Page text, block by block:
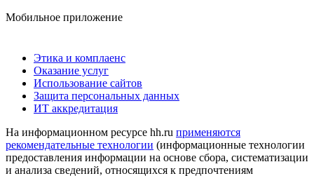
Мобильное приложение
Этика и комплаенс
Оказание услуг
Использование сайтов
Защита персональных данных
ИТ аккредитация
На информационном ресурсе hh.ru применяются
рекомендательные технологии (информационные технологии
предоставления информации на основе сбора, систематизации
и анализа сведений, относящихся к предпочтениям